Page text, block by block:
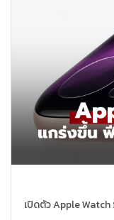
เปิดตัว Apple